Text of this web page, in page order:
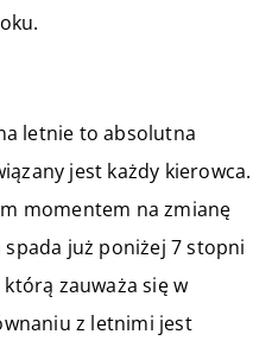
letnie to absolutna
jest każdy kierowca.
momentem na zmianę
już poniżej 7 stopni
którą zauważa się w
z letnimi jest